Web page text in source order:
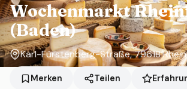
Wochenmarkt
(Baden)
Karl-Fürstenberg-Straße, 79618
Merken Teilen